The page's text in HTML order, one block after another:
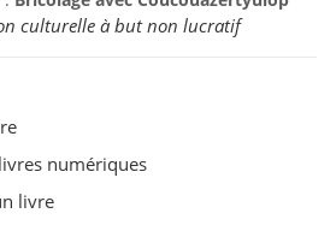
culturelle à but non lucratif
numériques
livre